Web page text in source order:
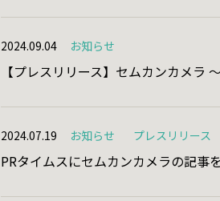
2024.09.04 お知らせ
【プレスリリース】セムカンカメラ
2024.07.19 お知らせ プレスリリース
PRタイムスにセムカンカメラの記事